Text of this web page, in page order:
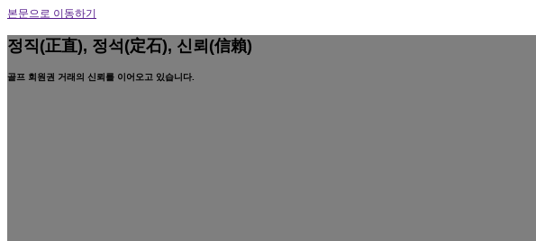
본문으로 이동하기
정직(正直), 정석(定石), 신뢰(信賴)
골프 회원권 거래의 신뢰를 이어오고 있습니다.